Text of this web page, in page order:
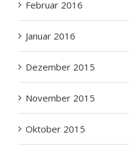
Januar 2016
Dezember 2015
November 2015
Oktober 2015
September 2015